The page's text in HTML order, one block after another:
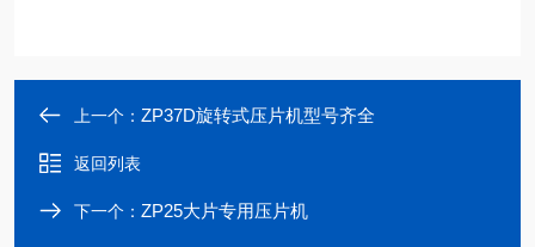
上一个： ZP37D旋转式压片机型号齐全
返回列表
下一个： ZP25大片专用压片机